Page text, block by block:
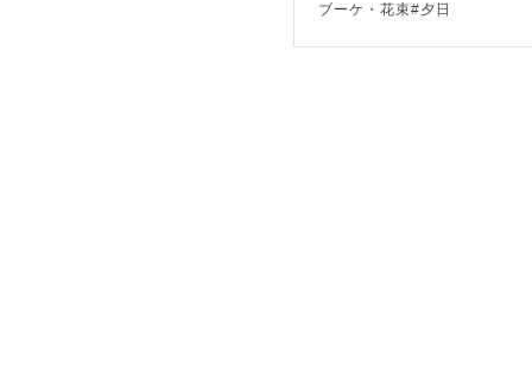
ブーケ・花束#夕日